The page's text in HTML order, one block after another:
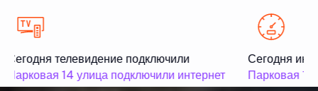
Сегодня телевидение подключили
Парковая 14 улица подключили интернет
Сегодня
Парковая 15